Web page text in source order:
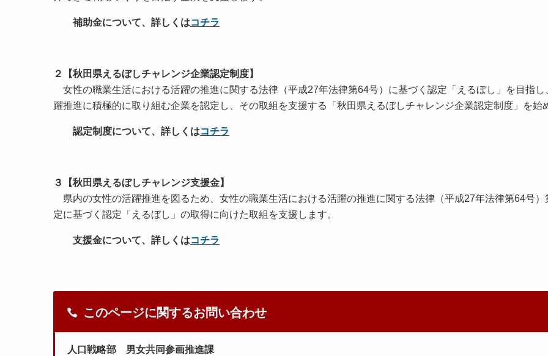
補助金について、詳しくはコチラ
２【秋田県えるぼしチャレンジ企業認定制度】
女性の職業生活における活躍の推進に関する法律（平成27年法律第64号）に基づく認定「えるぼし」を目指し
躍推進に積極的に取り組む企業を認定し、その取組を支援する「秋田県えるぼしチャレンジ企業認定制度」を始
認定制度について、詳しくはコチラ
３【秋田県えるぼしチャレンジ支援金】
県内の女性の活躍推進を図るため、女性の職業生活における活躍の推進に関する法律（平成27年法律第64号）
定に基づく認定「えるぼし」の取得に向けた取組を支援します。
支援金について、詳しくはコチラ
このページに関するお問い合わせ
人口戦略部 男女共同参画推進課